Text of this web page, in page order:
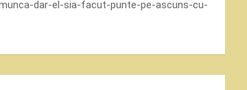
dar-el-sia-facut-punte-pe-ascuns-cu-